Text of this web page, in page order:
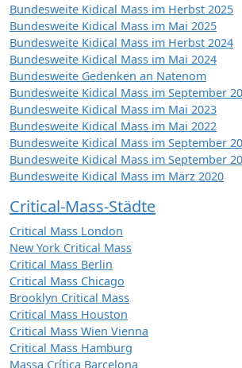
Bundesweite Kidical Mass im Herbst 2025
Bundesweite Kidical Mass im Mai 2025
Bundesweite Kidical Mass im Herbst 2024
Bundesweite Kidical Mass im Mai 2024
Bundesweite Gedenken an Natenom
Bundesweite Kidical Mass im September
Bundesweite Kidical Mass im Mai 2023
Bundesweite Kidical Mass im Mai 2022
Bundesweite Kidical Mass im September
Bundesweite Kidical Mass im September
Bundesweite Kidical Mass im März 2020
Critical-Mass-Städte
Critical Mass London
New York Critical Mass
Critical Mass Berlin
Critical Mass Chicago
Brooklyn Critical Mass
Critical Mass Houston
Critical Mass Wien Vienna
Critical Mass Hamburg
Massa Crítica Barcelona